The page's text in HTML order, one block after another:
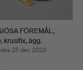
FÖREMÅL,
krusifix, ägg.
25 dec 2023